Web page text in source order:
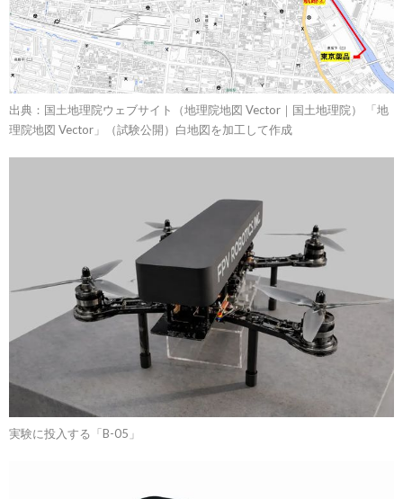
出典：国土地理院ウェブサイト（地理院地図 Vector｜国土地理院） 「地
理院地図 Vector」（試験公開）白地図を加工して作成
実験に投入する「B-05」